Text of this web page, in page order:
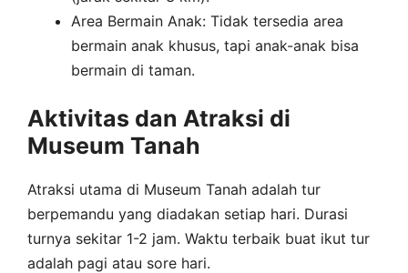
Area Bermain Anak: Tidak tersedia area
bermain anak khusus, tapi anak-anak bisa
bermain di taman.
Aktivitas dan Atraksi di
Museum Tanah
Atraksi utama di Museum Tanah adalah tur
berpemandu yang diadakan setiap hari. Durasi
turnya sekitar 1-2 jam. Waktu terbaik buat ikut tur
adalah pagi atau sore hari.